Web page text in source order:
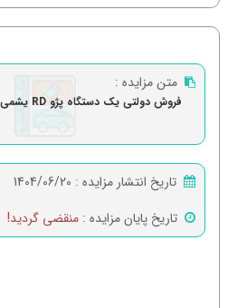
متن مزایده :
فروش دولتی یک دستگاه پژو RD یشمی رنگ
تاریخ انتشار مزایده : 1404/06/20
تاریخ پایان مزایده : منقضی گردید!